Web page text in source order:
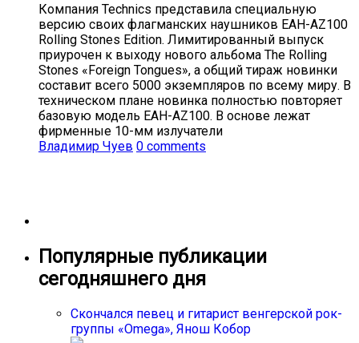
Компания Technics представила специальную
версию своих флагманских наушников EAH-AZ100
Rolling Stones Edition. Лимитированный выпуск
приурочен к выходу нового альбома The Rolling
Stones «Foreign Tongues», а общий тираж новинки
составит всего 5000 экземпляров по всему миру. В
техническом плане новинка полностью повторяет
базовую модель EAH-AZ100. В основе лежат
фирменные 10-мм излучатели
Владимир Чуев 0 comments
Популярные публикации
сегодняшнего дня
Cкончался певец и гитарист венгерской рок-
группы «Omega», Янош Кобор